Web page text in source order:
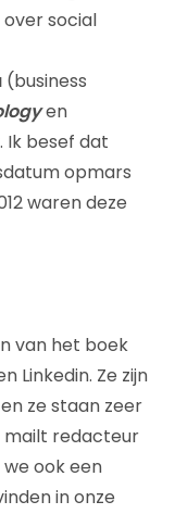
social
(business
en
Ik besef dat
opmars
waren deze
van het boek
Linkedin. Ze zijn
ze staan zeer
mailt redacteur
we ook een
in onze